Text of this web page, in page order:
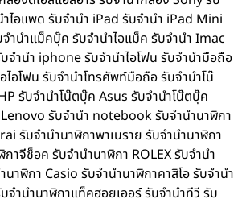
ไอแพด รับจำนำ iPad รับจำนำ iPad Mini
ำนำแม็คบุ๊ค รับจำนำไอแม็ค รับจำนำ Imac
ำนำ iphone รับจำนำไอโฟน รับจำนำมือถือ
อโฟน รับจำนำโทรศัพท์มือถือ รับจำนำโน๊
รับจำนำโน๊ตบุ๊ค Asus รับจำนำโน๊ตบุ๊ค
รับจำนำ notebook รับจำนำนาฬิกา
รับจำนำนาฬิกาพาเนราย รับจำนำนาฬิกา
าจีช็อค รับจำนำนาฬิกา ROLEX รับจำนำ
นาฬิกา Casio รับจำนำนาฬิกาคาสิโอ รับจำนำ
จำนำนาฬิกาแท็คฮอยเออร์ รับจำนำทีวี รับ